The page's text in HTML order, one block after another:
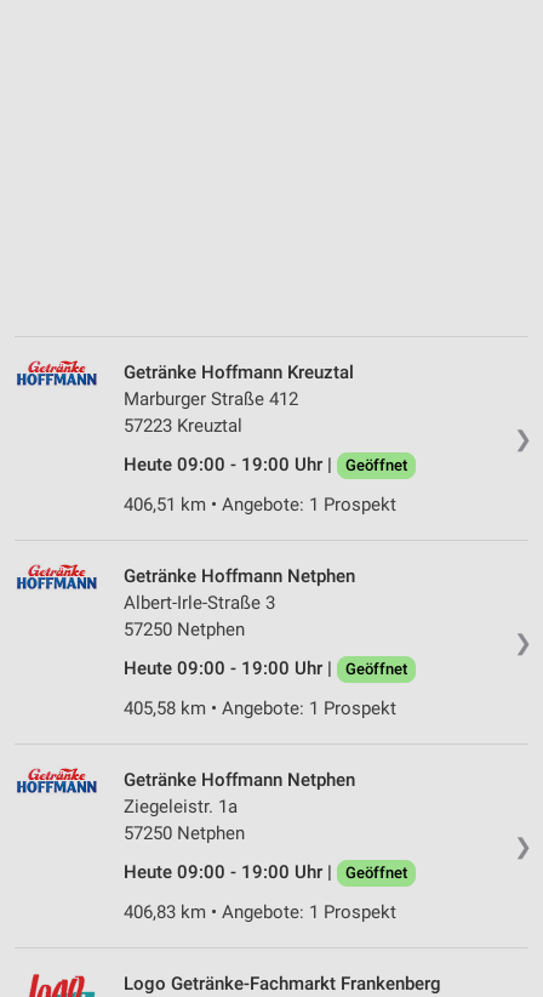
❯
Getränke Hoffmann Kreuztal
Marburger Straße 412
57223 Kreuztal
Heute 09:00 - 19:00 Uhr |
Geöffnet
406,51 km • Angebote: 1 Prospekt
❯
Getränke Hoffmann Netphen
Albert-Irle-Straße 3
57250 Netphen
Heute 09:00 - 19:00 Uhr |
Geöffnet
405,58 km • Angebote: 1 Prospekt
❯
Getränke Hoffmann Netphen
Ziegeleistr. 1a
57250 Netphen
Heute 09:00 - 19:00 Uhr |
Geöffnet
406,83 km • Angebote: 1 Prospekt
Logo Getränke-Fachmarkt Frankenberg